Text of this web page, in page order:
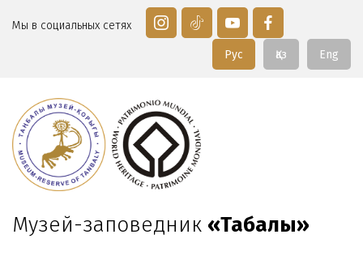
Мы в социальных сетях
Eng
Қаз
Рус
Музей-заповедник «Таңбалы»